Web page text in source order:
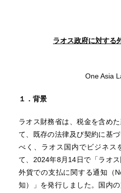
ラオス政府に対する
One Asia
１．背景
ラオス財務省は、税金を含め
て、既存の法律及び契約に基
べく、ラオス国内でビジネス
て、2024年8月14日で「ラオ
外貨での支払に関する通知（
知）」を発行しました。国内